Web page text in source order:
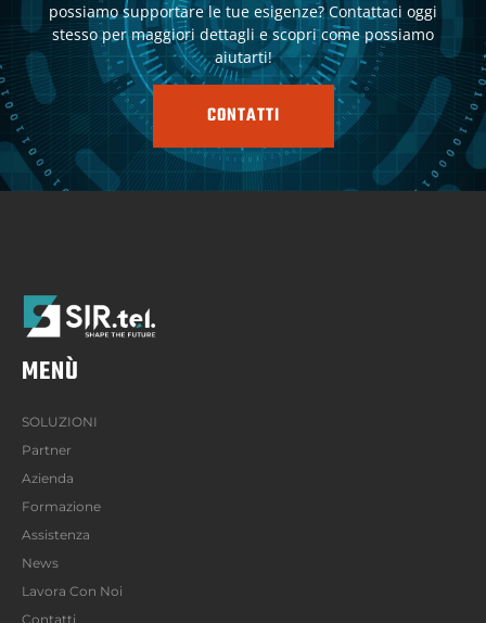
possiamo supportare le tue esigenze? Contattaci oggi
stesso per maggiori dettagli e scopri come possiamo
aiutarti!
CONTATTI
MENÙ
SOLUZIONI
Partner
Azienda
Formazione
Assistenza
News
Lavora Con Noi
Contatti